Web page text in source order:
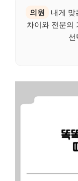
의원
내게
차이와 전문의